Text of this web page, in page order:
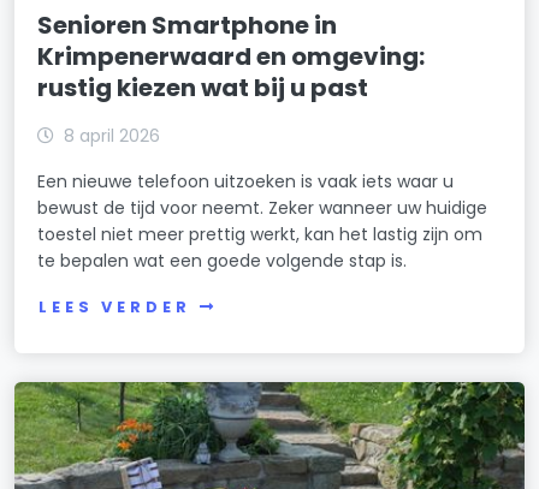
Senioren Smartphone in
Krimpenerwaard en omgeving:
rustig kiezen wat bij u past
8 april 2026
Een nieuwe telefoon uitzoeken is vaak iets waar u
bewust de tijd voor neemt. Zeker wanneer uw huidige
toestel niet meer prettig werkt, kan het lastig zijn om
te bepalen wat een goede volgende stap is.
LEES VERDER